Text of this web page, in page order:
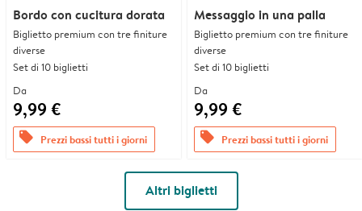
Bordo con cucitura dorata
Biglietto premium con tre finiture
diverse
Set di 10 biglietti
Da
9,99 €
offers Prezzi bassi tutti i giorni
Messaggio in una palla
Biglietto premium con tre finiture
diverse
Set di 10 biglietti
Da
9,99 €
offers Prezzi bassi tutti i giorni
Altri biglietti